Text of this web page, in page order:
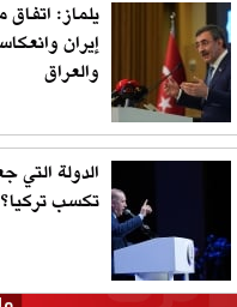
يلماز:
إيران
والعراق
الدولة
تكسب تركيا؟